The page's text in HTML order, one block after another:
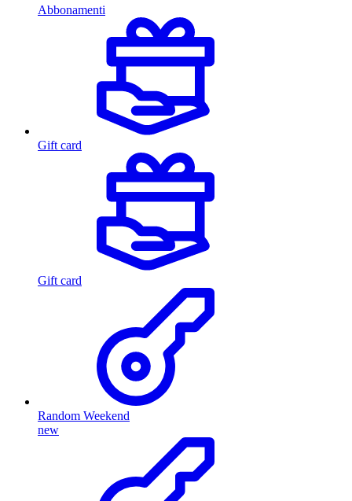
Abbonamenti
Gift card
Gift card
Random Weekend
new